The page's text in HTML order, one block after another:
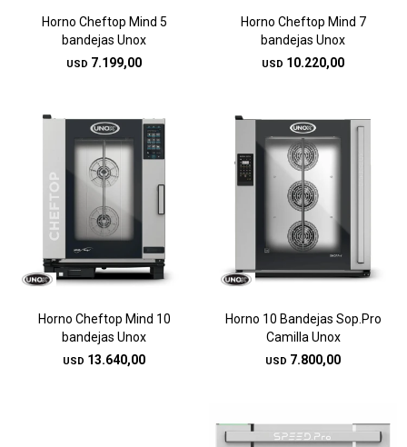
Horno Cheftop Mind 5
bandejas Unox
USD 7.199,00
Horno Cheftop Mind 7
bandejas Unox
USD 10.220,00
Horno Cheftop Mind 10
bandejas Unox
USD 13.640,00
Horno 10 Bandejas Sop.Pro
Camilla Unox
USD 7.800,00